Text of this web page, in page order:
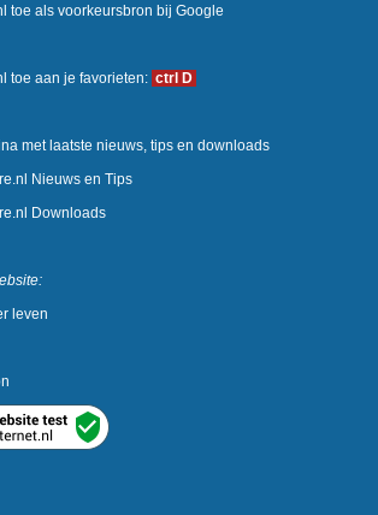
toe als voorkeursbron bij Google
toe aan je favorieten: ctrl D
met laatste nieuws, tips en downloads
Nieuws en Tips
Downloads
leven